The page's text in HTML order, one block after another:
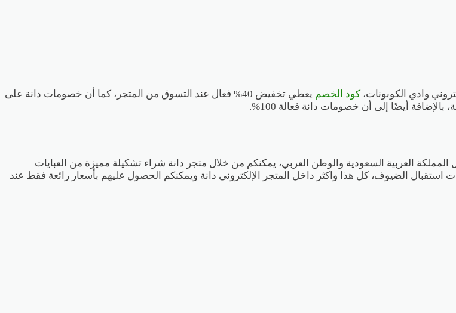
وادي الكوبونات، كود الخصم
يعطي تخفيض 40% فعال عند التسوق من المتجر، كما أن خصومات دانة على
أيضًا إلى أن خصومات دانة فعالة 100%.
المملكة العربية السعودية والوطن العربي، يمكنكم من خلال متجر دانة شراء تشكيلة مميزة من العبايات
استقبال الضيوف، كل هذا واكثر داخل المتجر الإلكتروني دانة ويمكنكم الحصول عليهم بأسعار رائعة فقط عند